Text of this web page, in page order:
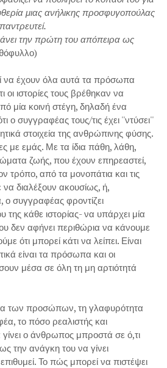
μιας ανήλικης προσφυγοπούλας
την πρώτη του απόπειρα ως
να έχουν όλα αυτά τα πρόσωπα
οι ιστορίες τους βρέθηκαν να
μία κοινή στέγη, δηλαδή ένα
ο συγγραφέας τους/τις έχει ''ντύσει''
στοιχεία της ανθρώπινης φύσης.
με εμάς. Με τα ίδια πάθη, λάθη,
ζωής, που έχουν επηρεαστεί,
τρόπο, από τα μονοπάτια και τις
διαλέξουν ακουσίως, ή,
συγγραφέας φροντίζει
της κάθε ιστορίας- να υπάρχει μία
δεν αφήνει περιθώρια να κάνουμε
ότι μπορεί κάτι να λείπει. Είναι
είναι τα πρόσωπα και οι
μέσα σε όλη τη μη αρτιότητά
των προσώπων, τη γλαφυρότητα
το πόσο ρεαλιστής και
ο άνθρωπος μπροστά σε ό,τι
την ανάγκη του να γίνει
Το πώς μπορεί να πιστέψει